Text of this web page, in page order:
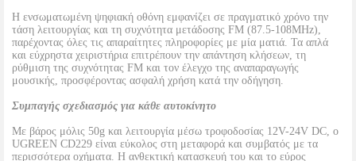
Η ενσωματωμένη ψηφιακή οθόνη εμφανίζει σε πραγματικό χρόνο την
τάση λειτουργίας και τη συχνότητα μετάδοσης FM (87.5-108MHz),
παρέχοντας όλες τις απαραίτητες πληροφορίες με μία ματιά. Τα απλά
και εύχρηστα χειριστήρια επιτρέπουν την απάντηση κλήσεων, τη
ρύθμιση της συχνότητας FM και τον έλεγχο της αναπαραγωγής
μουσικής, προσφέροντας ασφαλή χρήση κατά την οδήγηση.
Συμπαγής σχεδιασμός για κάθε αυτοκίνητο
Με βάρος μόλις 50g και λειτουργία μέσω τροφοδοσίας 12V-24V DC, ο
UGREEN CD229 είναι εύκολος στη μεταφορά και συμβατός με τα
περισσότερα οχήματα. Η ανθεκτική κατασκευή του και το εύρος